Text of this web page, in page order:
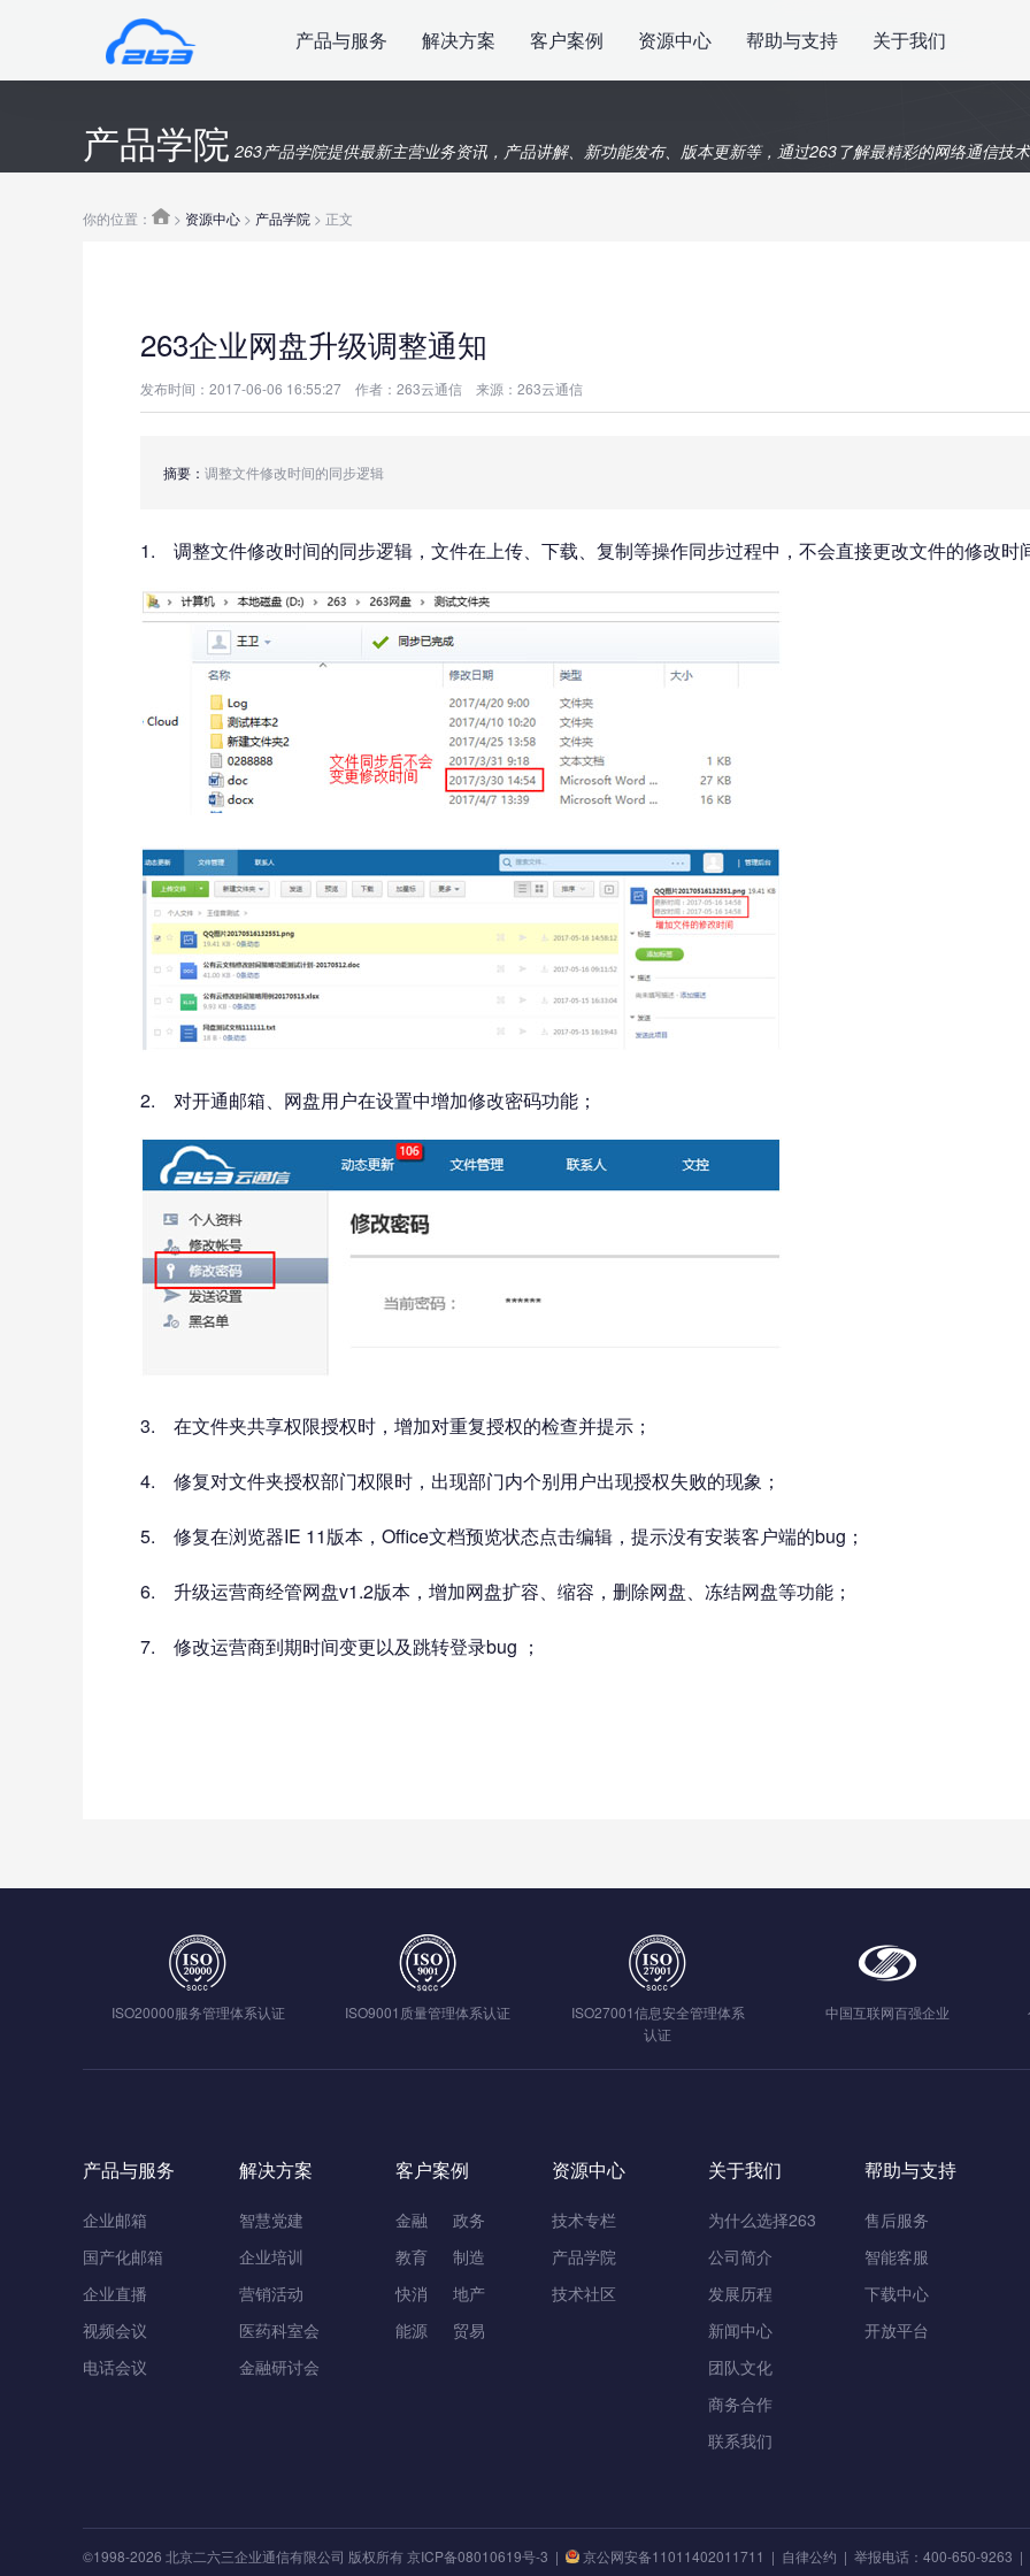
产品与服务 解决方案 客户案例 资源中心 帮助与支持 关于我们
你的位置： > 资源中心 > 产品学院 > 正文
产品学院 263产品学院提供最新主营业务资讯，产品讲解、新功能发布、版本更新等，通过263了解最精彩的网络通信技
263企业网盘升级调整通知
发布时间：2017-06-06 16:55:27 作者：263云通信 来源：263云通信
摘要： 调整文件修改时间的同步逻辑
1. 调整文件修改时间的同步逻辑，文件在上传、下载、复制等操作同步过程中，不会直接更改文件的修改时
2. 对开通邮箱、网盘用户在设置中增加修改密码功能；
3. 在文件夹共享权限授权时，增加对重复授权的检查并提示；
4. 修复对文件夹授权部门权限时，出现部门内个别用户出现授权失败的现象；
5. 修复在浏览器IE 11版本，Office文档预览状态点击编辑，提示没有安装客户端的bug；
6. 升级运营商经管网盘v1.2版本，增加网盘扩容、缩容，删除网盘、冻结网盘等功能；
7. 修改运营商到期时间变更以及跳转登录bug ；
ISO20000服务管理体系认证 ISO9001质量管理体系认证
ISO27001信息安全管理体系
认证
中国互联网百强企业
产品与服务
企业邮箱
国产化邮箱
企业直播
视频会议
电话会议
解决方案
智慧党建
企业培训
营销活动
医药科室会
金融研讨会
客户案例
金融
政务
教育
制造
快消
地产
能源
贸易
资源中心
技术专栏
产品学院
技术社区
关于我们
为什么选择263
公司简介
发展历程
新闻中心
团队文化
商务合作
联系我们
帮助与支持
售后服务
智能客服
下载中心
开放平台
©1998-2026 北京二六三企业通信有限公司 版权所有京ICP备08010619号-3 | 京公网安备11011402011711 | 自律公约 | 举报电话：400-650-9263 |